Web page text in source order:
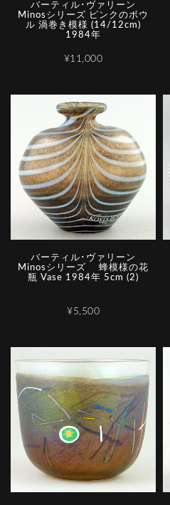
バーティル･ヴァリーン
Minosシリーズ ピンクのボウ
ル 渦巻き模様 (14/12cm)
1984年
¥11,000
バーティル･ヴァリーン
Minosシリーズ 蜂模様の花
瓶 Vase 1984年 5cm (2)
¥5,500